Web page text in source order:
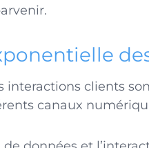
clients
canaux